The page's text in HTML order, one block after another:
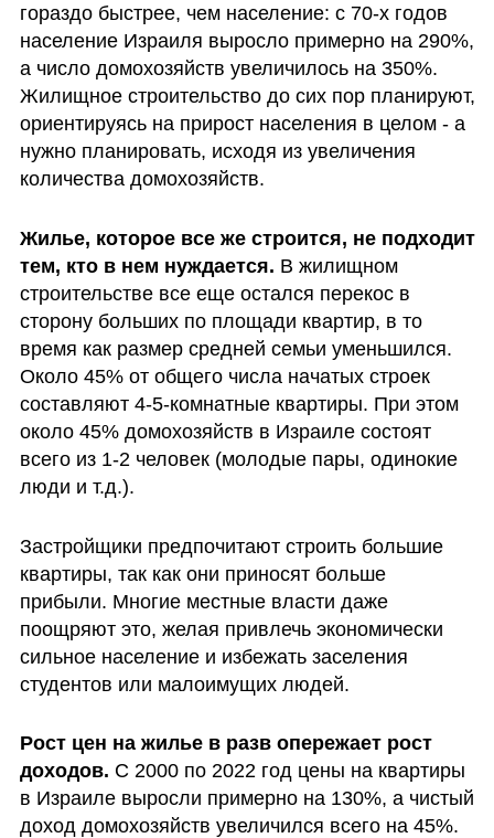
гораздо быстрее, чем население: с 70-х годов
население Израиля выросло примерно на 290%,
а число домохозяйств увеличилось на 350%.
Жилищное строительство до сих пор планируют,
ориентируясь на прирост населения в целом - а
нужно планировать, исходя из увеличения
количества домохозяйств.
Жилье, которое все же строится, не подходит
тем, кто в нем нуждается. В жилищном
строительстве все еще остался перекос в
сторону больших по площади квартир, в то
время как размер средней семьи уменьшился.
Около 45% от общего числа начатых строек
составляют 4-5-комнатные квартиры. При этом
около 45% домохозяйств в Израиле состоят
всего из 1-2 человек (молодые пары, одинокие
люди и т.д.).
Застройщики предпочитают строить большие
квартиры, так как они приносят больше
прибыли. Многие местные власти даже
поощряют это, желая привлечь экономически
сильное население и избежать заселения
студентов или малоимущих людей.
Рост цен на жилье в разв опережает рост
доходов. С 2000 по 2022 год цены на квартиры
в Израиле выросли примерно на 130%, а чистый
доход домохозяйств увеличился всего на 45%.